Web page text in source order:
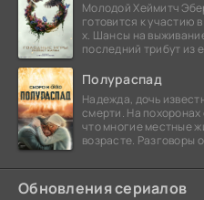
Молодой Хеймитч
готовится к участию
х. Шансы на
последний трибут из
Полураспад
Надежда, дочь
смерти. На похоронах
что многие местные
возрасте. Разговоры
Обновления сериалов